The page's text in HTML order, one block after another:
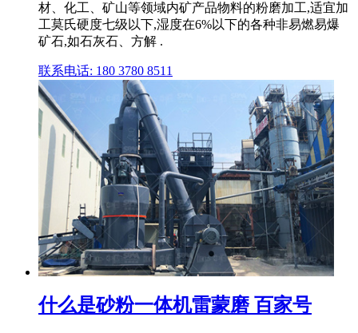
材、化工、矿山等领域内矿产品物料的粉磨加工,适宜加
工莫氏硬度七级以下,湿度在6%以下的各种非易燃易爆
矿石,如石灰石、方解 .
联系电话: 180 3780 8511
什么是砂粉一体机雷蒙磨 百家号